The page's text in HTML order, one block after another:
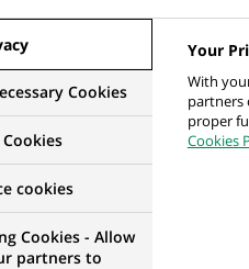
ENTREPRISE
SETTAT, MAROC
ds. Wsparcia
Cookies
cookies
Cookies - Allow
partners to
Your
With
partners
proper
Cookies